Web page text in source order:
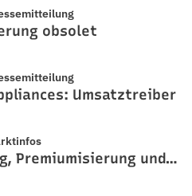
obsolet
Umsatztreiber
Premiumisierung und…